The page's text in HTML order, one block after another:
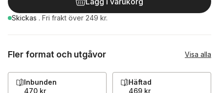
Skickas . Fri frakt över 249 kr.
Fler format och utgåvor Visa alla
Inbunden
470 kr
Häftad
469 kr